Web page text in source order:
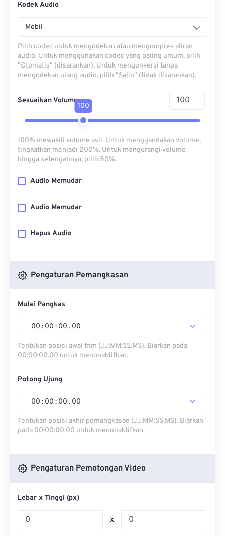
Kodek Audio
Mobil
Pilih codec untuk mengodekan atau mengompres aliran
audio. Untuk menggunakan codec yang paling umum, pilih
"Otomatis" (disarankan). Untuk mengonversi tanpa
mengodekan ulang audio, pilih "Salin" (tidak disarankan).
Sesuaikan Volume
100
100% mewakili volume asli. Untuk menggandakan volume,
tingkatkan menjadi 200%. Untuk mengurangi volume
hingga setengahnya, pilih 50%.
Audio Memudar
Audio Memudar
Hapus Audio
Pengaturan Pemangkasan
Mulai Pangkas
00 : 00 : 00 . 00
Tentukan posisi awal trim (JJ:MM:SS.MS). Biarkan pada
00:00:00.00 untuk menonaktifkan.
Potong Ujung
00 : 00 : 00 . 00
Tentukan posisi akhir pemangkasan (JJ:MM:SS.MS). Biarkan
pada 00:00:00.00 untuk menonaktifkan.
Pengaturan Pemotongan Video
Lebar x Tinggi (px)
x